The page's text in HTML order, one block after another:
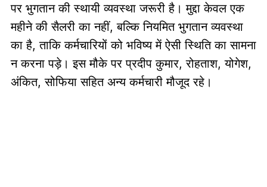
पर भुगतान की स्थायी व्यवस्था जरूरी है। मुद्दा केवल एक
महीने की सैलरी का नहीं, बल्कि नियमित भुगतान व्यवस्था
का है, ताकि कर्मचारियों को भविष्य में ऐसी स्थिति का सामना
न करना पड़े। इस मौके पर प्रदीप कुमार, रोहताश, योगेश,
अंकित, सोफिया सहित अन्य कर्मचारी मौजूद रहे।